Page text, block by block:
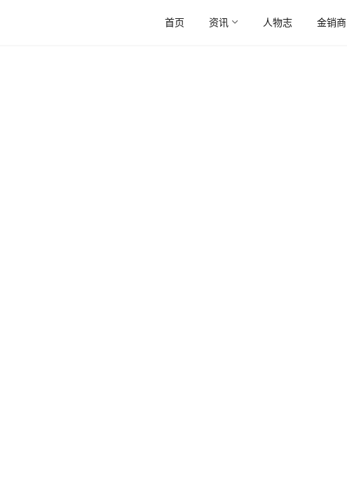
首页 资讯 人物志 金销商